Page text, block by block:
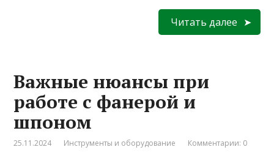
Читать далее
Важные нюансы при
работе с фанерой и
шпоном
25.11.2024 Инструменты и оборудование Комментарии: 0